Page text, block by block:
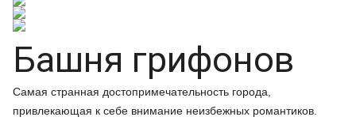
Башня грифонов
Самая странная достопримечательность города,
привлекающая к себе внимание неизбежных романтиков.